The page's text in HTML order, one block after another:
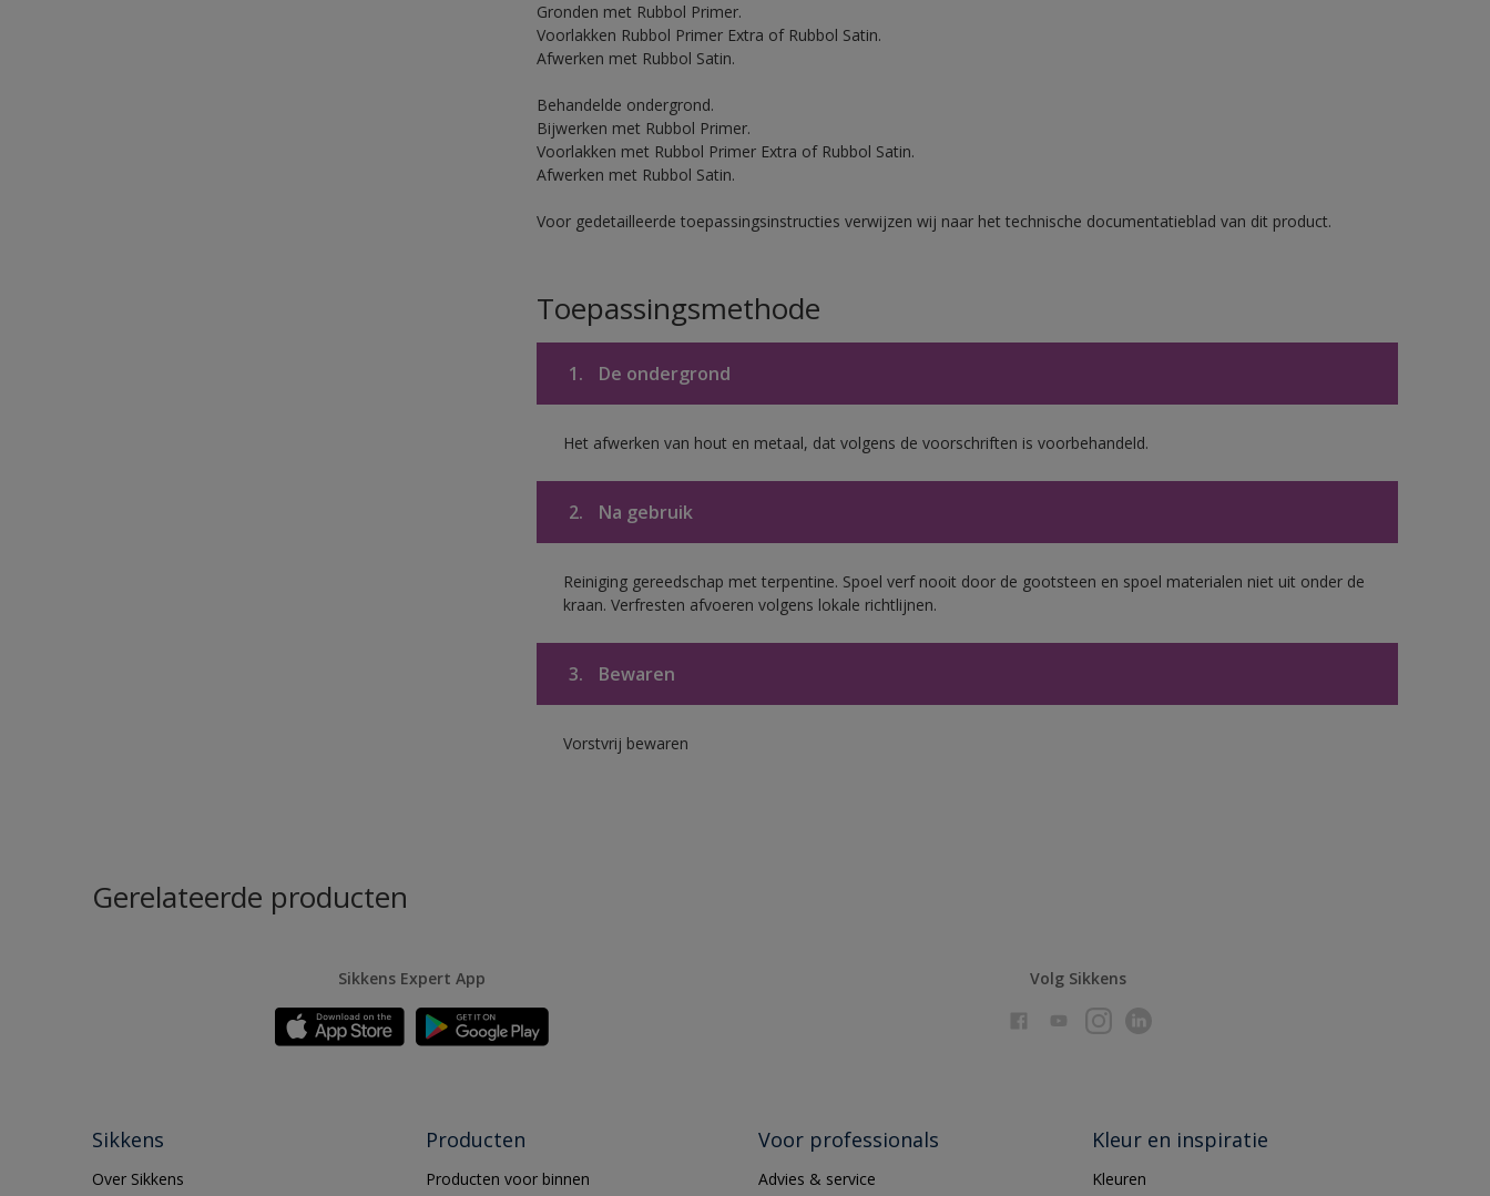
Gronden met Rubbol Primer.
Voorlakken Rubbol Primer Extra of Rubbol Satin.
Afwerken met Rubbol Satin.
Behandelde ondergrond.
Bijwerken met Rubbol Primer.
Voorlakken met Rubbol Primer Extra of Rubbol Satin.
Afwerken met Rubbol Satin.
Voor gedetailleerde toepassingsinstructies verwijzen wij naar het technische documentatieblad van dit product.
Toepassingsmethode
1. De ondergrond
Het afwerken van hout en metaal, dat volgens de voorschriften is voorbehandeld.
2. Na gebruik
Reiniging gereedschap met terpentine. Spoel verf nooit door de gootsteen en spoel materialen niet uit onder de
kraan. Verfresten afvoeren volgens lokale richtlijnen.
3. Bewaren
Vorstvrij bewaren
Gerelateerde producten
Sikkens Expert App Volg Sikkens
Sikkens
Over Sikkens
Producten
Producten voor binnen
Voor professionals
Advies & service
Kleur en inspiratie
Kleuren